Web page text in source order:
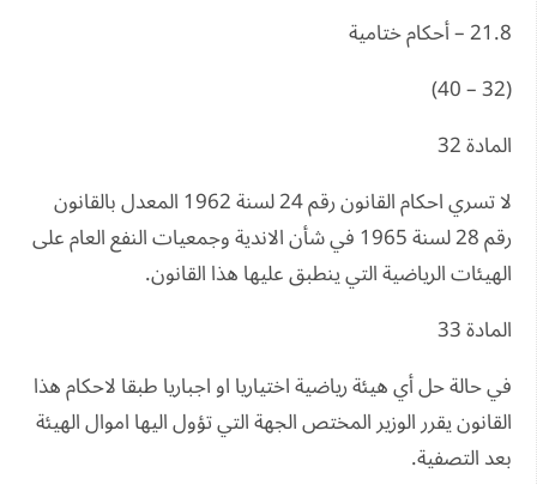
21.8 – أحكام ختامية
(32 – 40)
المادة 32
لا تسري احكام القانون رقم 24 لسنة 1962 المعدل بالقانون
رقم 28 لسنة 1965 في شأن الاندية وجمعيات النفع العام على
الهيئات الرياضية التي ينطبق عليها هذا القانون.
المادة 33
في حالة حل أي هيئة رياضية اختياريا او اجباريا طبقا لاحكام هذا
القانون يقرر الوزير المختص الجهة التي تؤول اليها اموال الهيئة
بعد التصفية.